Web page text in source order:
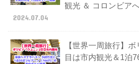
観光 ＆ コロンビア
2024.07.04
【世界一周旅行】
目は市内観光＆1泊